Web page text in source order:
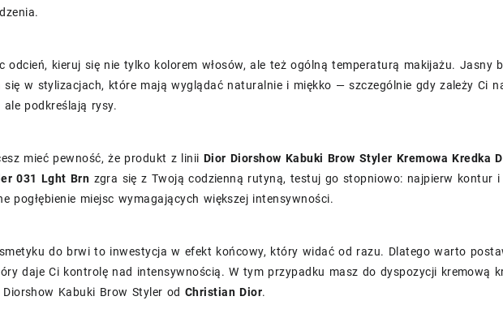
odcień, kieruj się nie tylko kolorem włosów, ale też ogólną temperaturą makijażu. Jasny
się w stylizacjach, które mają wyglądać naturalnie i miękko — szczególnie gdy zależy Ci
ale podkreślają rysy.
mieć pewność, że produkt z linii Dior Diorshow Kabuki Brow Styler Kremowa Kredka
031 Lght Brn zgra się z Twoją codzienną rutyną, testuj go stopniowo: najpierw kontur i
pogłębienie miejsc wymagających większej intensywności.
do brwi to inwestycja w efekt końcowy, który widać od razu. Dlatego warto
daje Ci kontrolę nad intensywnością. W tym przypadku masz do dyspozycji kremową
Kabuki Brow Styler od Christian Dior.